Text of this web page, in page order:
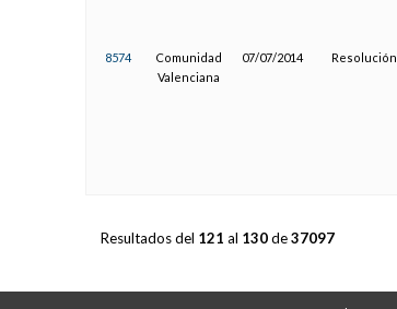
8574
Comunidad
Valenciana
07/07/2014 Resolución
Resultados del 121 al 130de37097